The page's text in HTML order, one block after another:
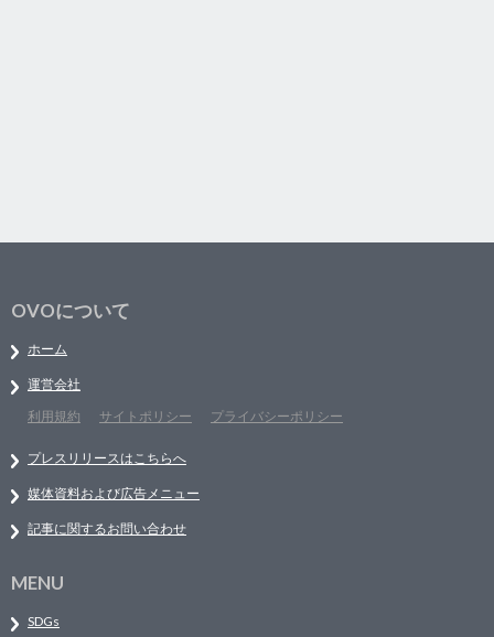
OVOについて
ホーム
運営会社
利用規約
サイトポリシー プライバシーポリシー
プレスリリースはこちらへ
媒体資料および広告メニュー
記事に関するお問い合わせ
MENU
SDGs